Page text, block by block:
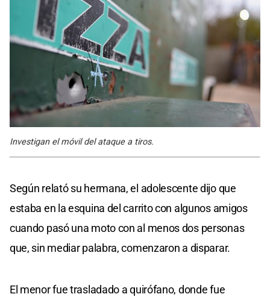
Investigan el móvil del ataque a tiros.
Según relató su hermana, el adolescente dijo que
estaba en la esquina del carrito con algunos amigos
cuando pasó una moto con al menos dos personas
que, sin mediar palabra, comenzaron a disparar.
El menor fue trasladado a quirófano, donde fue